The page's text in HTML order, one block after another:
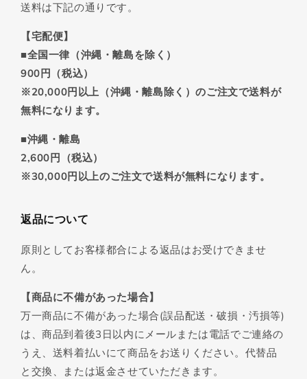
送料は下記の通りです。
【宅配便】
■全国一律（沖縄・離島を除く）
900円（税込）
※20,000円以上（沖縄・離島除く）のご注文で送料が
無料になります。
■沖縄・離島
2,600円（税込）
※30,000円以上のご注文で送料が無料になります。
返品について
原則としてお客様都合による返品はお受けできませ
ん。
【商品に不備があった場合】
万一商品に不備があった場合(誤品配送・破損・汚損等)
は、商品到着後3日以内にメールまたは電話でご連絡の
うえ、送料着払いにて商品をお送りください。代替品
と交換、または返金させていただきます。